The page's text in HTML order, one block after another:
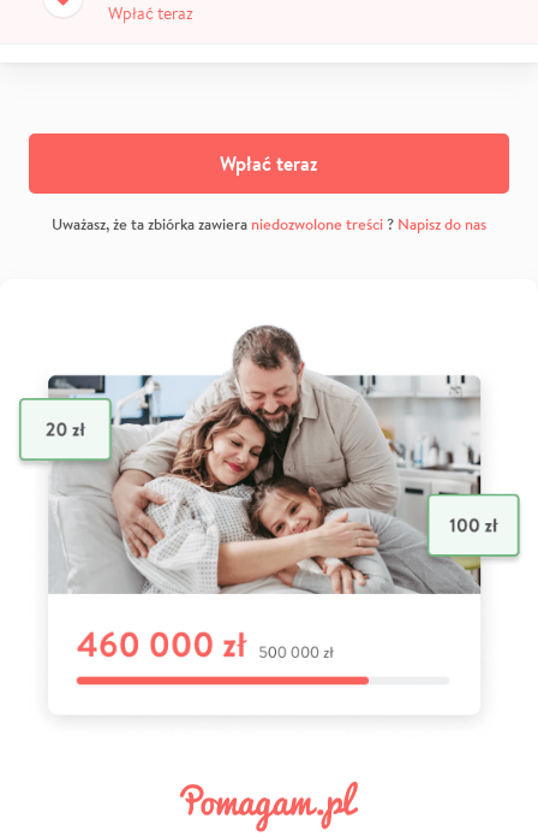
Wpłać teraz
Wpłać teraz
Uważasz, że ta zbiórka zawiera niedozwolone treści? Napisz do nas